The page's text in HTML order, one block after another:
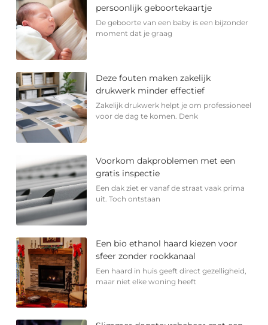
persoonlijk geboortekaartje
De geboorte van een baby is een bijzonder
moment dat je graag
Deze fouten maken zakelijk
drukwerk minder effectief
Zakelijk drukwerk helpt je om professioneel
voor de dag te komen. Denk
Voorkom dakproblemen met een
gratis inspectie
Een dak ziet er vanaf de straat vaak prima
uit. Toch ontstaan
Een bio ethanol haard kiezen voor
sfeer zonder rookkanaal
Een haard in huis geeft direct gezelligheid,
maar niet elke woning heeft